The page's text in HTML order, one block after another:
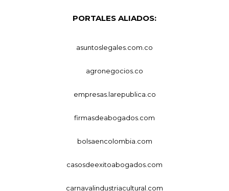
PORTALES ALIADOS:
asuntoslegales.com.co
agronegocios.co
empresas.larepublica.co
firmasdeabogados.com
bolsaencolombia.com
casosdeexitoabogados.com
carnavalindustriacultural.com